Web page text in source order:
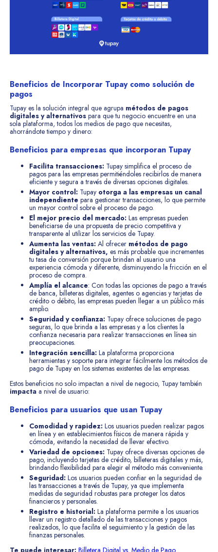
Beneficios de Incorporar Tupay como solución de
pagos
Tupay es la solución integral que agrupa métodos de pagos
digitales y alternativos para que tu negocio encuentre en una
sola plataforma, todos los medios de pago que necesitas,
ahorrándote tiempo y dinero:
Beneficios para empresas que incorporan Tupay
Facilita transacciones: Tupay simplifica el proceso de
pagos para las empresas permitiéndoles recibirlos de manera
eficiente y segura a través de diversas opciones digitales.
Mayor control: Tupay otorga a las empresas un canal
independiente para gestionar transacciones, lo que permite
un mayor control sobre el proceso de pago.
El mejor precio del mercado: Las empresas pueden
beneficiarse de una propuesta de precio competitiva y
transparente al utilizar los servicios de Tupay.
Aumenta las ventas: Al ofrecer métodos de pago
digitales y alternativos, es más probable que incrementes
tu tasa de conversión porque brindan al usuario una
experiencia cómoda y diferente, disminuyendo la fricción en el
proceso de compra.
Amplía el alcance: Con todas las opciones de pago a través
de banca, billeteras digitales, agentes o agencias y tarjetas de
crédito o débito, las empresas pueden llegar a un público más
amplio.
Seguridad y confianza: Tupay ofrece soluciones de pago
seguras, lo que brinda a las empresas y a los clientes la
confianza necesaria para realizar transacciones en línea sin
preocupaciones.
Integración sencilla: La plataforma proporciona
herramientas y soporte para integrar fácilmente los métodos de
pago de Tupay en los sistemas existentes de las empresas.
Estos beneficios no solo impactan a nivel de negocio, Tupay también
impacta a nivel de usuario:
Beneficios para usuarios que usan Tupay
Comodidad y rapidez: Los usuarios pueden realizar pagos
en línea y en establecimientos físicos de manera rápida y
cómoda, evitando la necesidad de llevar efectivo.
Variedad de opciones: Tupay ofrece diversas opciones de
pago, incluyendo tarjetas de crédito, billeteras digitales y más,
brindando flexibilidad para elegir el método más conveniente.
Seguridad: Los usuarios pueden confiar en la seguridad de
las transacciones a través de Tupay, ya que implementa
medidas de seguridad robustas para proteger los datos
financieros y personales.
Registro e historial: La plataforma permite a los usuarios
llevar un registro detallado de las transacciones y pagos
realizados, lo que facilita el seguimiento y la gestión de las
finanzas personales.